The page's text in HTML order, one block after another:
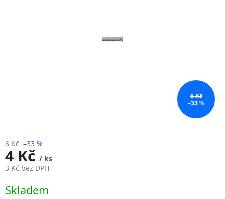
6 Kč
–33 %
6 Kč –33 %
4 Kč / ks
3 Kč bez DPH
cena:
Skladem